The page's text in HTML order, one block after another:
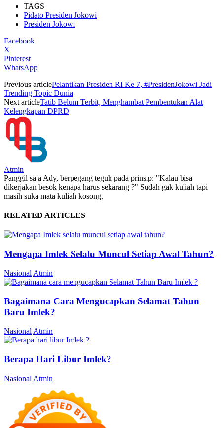
TAGS
Pidato Presiden Jokowi
Presiden Jokowi
Facebook
X
Pinterest
WhatsApp
Previous articlePelantikan Presiden RI Ke 7, #PresidenJokowi Jadi
Trending Topic Dunia
Next articleTatib Belum Terbit, Menghambat Pembentukan Alat
Kelengkapan DPRD
Atmin
Panggil saja Ady, berpegang teguh pada prinsip: "Kalau bisa
dikerjakan besok kenapa harus sekarang ?" Sudah gak kuliah tapi
masih suka mata kuliah kosong.
RELATED ARTICLES
Mengapa Imlek Selalu Muncul Setiap Awal Tahun?
Nasional Atmin
Bagaimana Cara Mengucapkan Selamat Tahun
Baru Imlek?
Nasional Atmin
Berapa Hari Libur Imlek?
Nasional Atmin